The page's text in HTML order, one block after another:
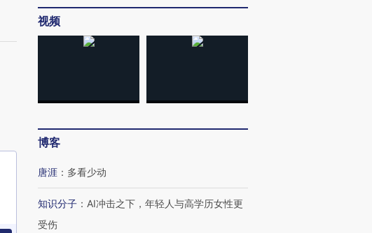
视频
博客
唐涯 ： 多看少动
知识分子 ： AI冲击之下，年轻人与高学历女性更
受伤